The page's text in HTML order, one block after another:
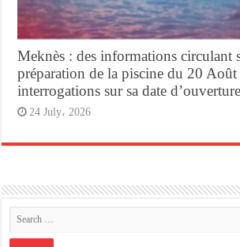
Meknès : des informations circulant
préparation de la piscine du 20 Août
interrogations sur sa date d’ouverture
24 July، 2026